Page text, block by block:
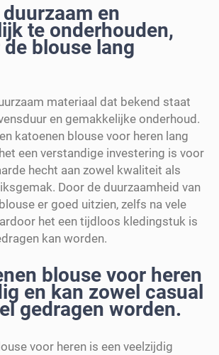
en
te onderhouden,
blouse lang
materiaal dat bekend staat
en gemakkelijke onderhoud.
katoenen blouse voor heren lang
een verstandige investering is voor
hecht aan zowel kwaliteit als
Door de duurzaamheid van
er goed uitzien, zelfs na vele
het een tijdloos kledingstuk is
kan worden.
blouse voor heren
en kan zowel casual
gedragen worden.
voor heren is een veelzijdig